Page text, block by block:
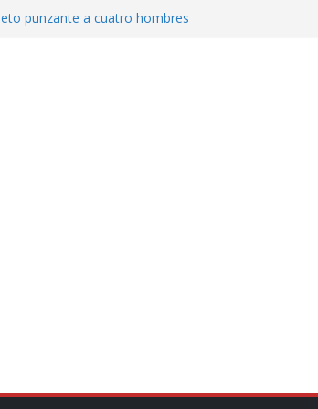
punzante a cuatro hombres
Ciudadano